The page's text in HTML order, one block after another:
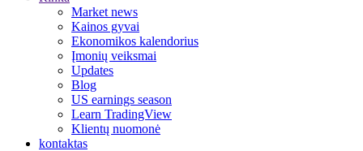
Market news
Kainos gyvai
Ekonomikos kalendorius
Įmonių veiksmai
Updates
Blog
US earnings season
Learn TradingView
Klientų nuomonė
kontaktas